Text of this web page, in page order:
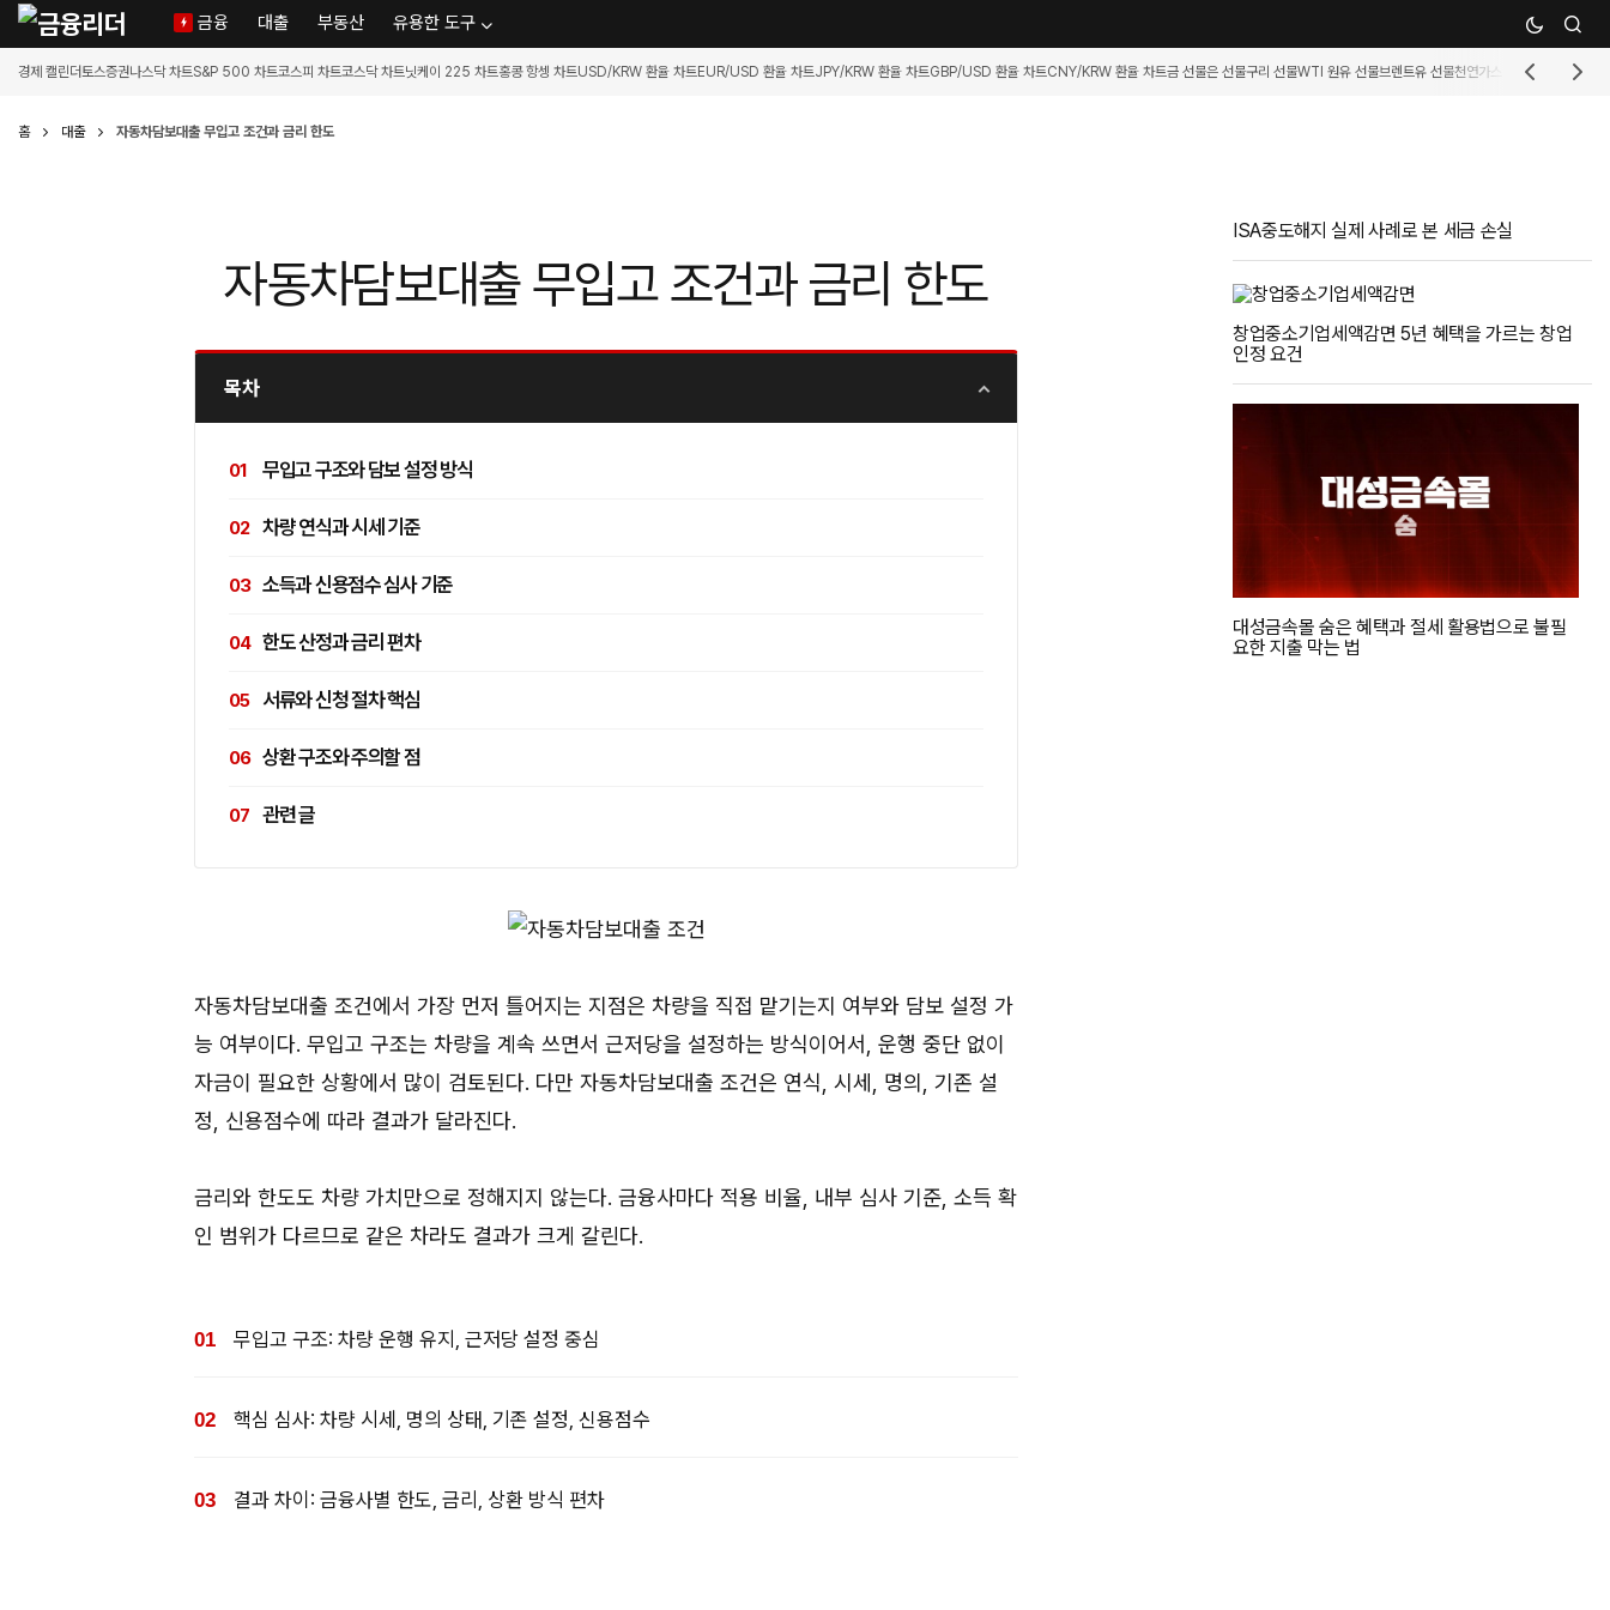
금융 대출 부동산 유용한 도구
경제 캘린더토스증권나스닥 차트S&P 500 차트코스피 차트코스닥 차트닛케이 225 차트홍콩 항셍 차트USD/KRW 환율 차트EUR/USD 환율 차트JPY/KRW 환율 차트GBP/USD 환율 차트CNY/KRW 환율 차트금 선물은 선물구리 선물WTI 원유 선물브렌트유 선물천연가스 선물휘발유 선물
홈 대출 자동차담보대출 무입고 조건과 금리 한도
자동차담보대출 무입고 조건과 금리 한도
목차
무입고 구조와 담보 설정 방식
차량 연식과 시세 기준
소득과 신용점수 심사 기준
한도 산정과 금리 편차
서류와 신청 절차 핵심
상환 구조와 주의할 점
관련 글
자동차담보대출 조건에서 가장 먼저 틀어지는 지점은 차량을 직접 맡기는지 여부와 담보 설정 가
능 여부이다. 무입고 구조는 차량을 계속 쓰면서 근저당을 설정하는 방식이어서, 운행 중단 없이
자금이 필요한 상황에서 많이 검토된다. 다만 자동차담보대출 조건은 연식, 시세, 명의, 기존 설
정, 신용점수에 따라 결과가 달라진다.
금리와 한도도 차량 가치만으로 정해지지 않는다. 금융사마다 적용 비율, 내부 심사 기준, 소득 확
인 범위가 다르므로 같은 차라도 결과가 크게 갈린다.
무입고 구조: 차량 운행 유지, 근저당 설정 중심
핵심 심사: 차량 시세, 명의 상태, 기존 설정, 신용점수
결과 차이: 금융사별 한도, 금리, 상환 방식 편차
ISA중도해지 실제 사례로 본 세금 손실
창업중소기업세액감면 5년 혜택을 가르는 창업
인정 요건
대성금속몰 숨은 혜택과 절세 활용법으로 불필
요한 지출 막는 법